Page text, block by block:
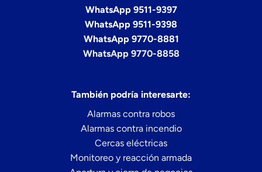
WhatsApp 9511-9397
WhatsApp 9511-9398
WhatsApp 9770-8881
WhatsApp 9770-8858
También podría interesarte:
Alarmas contra robos
Alarmas contra incendio
Cercas eléctricas
Monitoreo y reacción armada